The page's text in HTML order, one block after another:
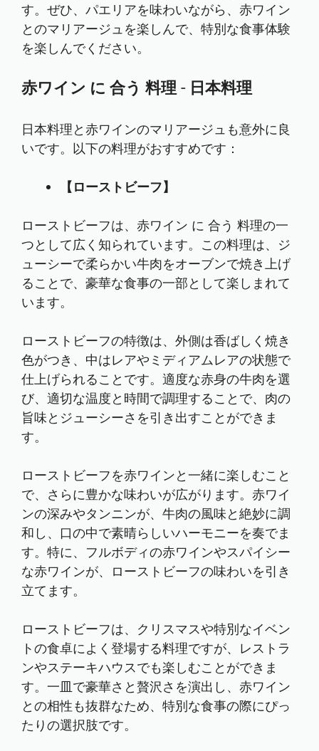
す。ぜひ、パエリアを味わいながら、赤ワイン
とのマリアージュを楽しんで、特別な食事体験
を楽しんでください。
赤ワイン に 合う 料理 - 日本料理
日本料理と赤ワインのマリアージュも意外に良
いです。以下の料理がおすすめです：
【ローストビーフ】
ローストビーフは、赤ワイン に 合う 料理の一
つとして広く知られています。この料理は、ジ
ューシーで柔らかい牛肉をオーブンで焼き上げ
ることで、豪華な食事の一部として楽しまれて
います。
ローストビーフの特徴は、外側は香ばしく焼き
色がつき、中はレアやミディアムレアの状態で
仕上げられることです。適度な赤身の牛肉を選
び、適切な温度と時間で調理することで、肉の
旨味とジューシーさを引き出すことができま
す。
ローストビーフを赤ワインと一緒に楽しむこと
で、さらに豊かな味わいが広がります。赤ワイ
ンの深みやタンニンが、牛肉の風味と絶妙に調
和し、口の中で素晴らしいハーモニーを奏でま
す。特に、フルボディの赤ワインやスパイシー
な赤ワインが、ローストビーフの味わいを引き
立てます。
ローストビーフは、クリスマスや特別なイベン
トの食卓によく登場する料理ですが、レストラ
ンやステーキハウスでも楽しむことができま
す。一皿で豪華さと贅沢さを演出し、赤ワイン
との相性も抜群なため、特別な食事の際にぴっ
たりの選択肢です。